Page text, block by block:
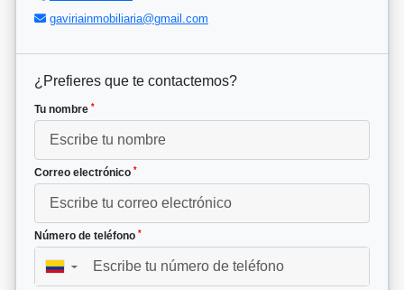
gaviriainmobiliaria@gmail.com
¿Prefieres que te contactemos?
Tu nombre *
Correo electrónico *
Número de teléfono *
▼